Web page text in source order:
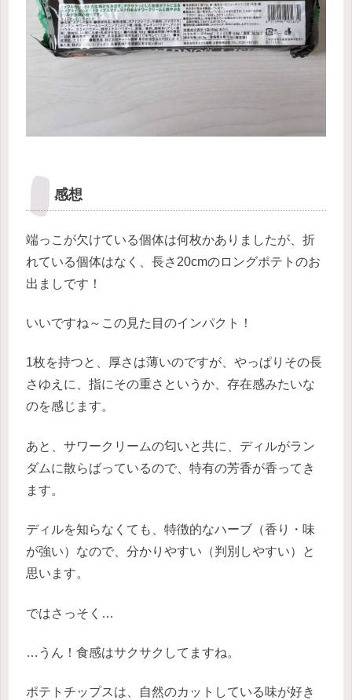
感想
端っこが欠けている個体は何枚かありましたが、折
れている個体はなく、長さ20cmのロングポテトのお
出ましです！
いいですね～この見た目のインパクト！
1枚を持つと、厚さは薄いのですが、やっぱりその長
さゆえに、指にその重さというか、存在感みたいな
のを感じます。
あと、サワークリームの匂いと共に、ディルがラン
ダムに散らばっているので、特有の芳香が香ってき
ます。
ディルを知らなくても、特徴的なハーブ（香り・味
が強い）なので、分かりやすい（判別しやすい）と
思います。
ではさっそく…
…うん！食感はサクサクしてますね。
ポテトチップスは、自然のカットしている味が好き